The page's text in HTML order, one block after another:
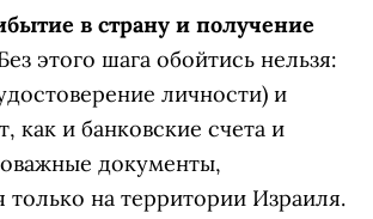
в страну и получение
этого шага обойтись нельзя:
личности) и
как и банковские счета и
документы,
на территории Израиля.